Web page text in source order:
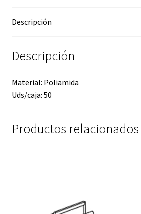
Descripción
Descripción
Material: Poliamida
Uds/caja: 50
Productos relacionados